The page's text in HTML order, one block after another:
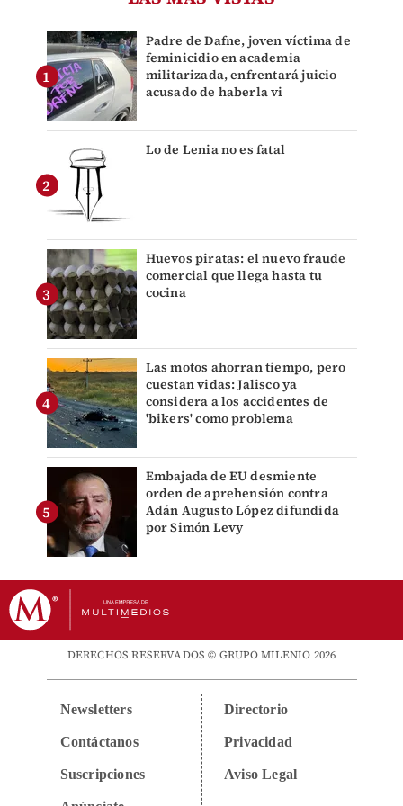
Padre de Dafne, joven víctima de
feminicidio en academia
militarizada, enfrentará juicio
acusado de haberla vi
Lo de Lenia no es fatal
Huevos piratas: el nuevo fraude
comercial que llega hasta tu
cocina
Las motos ahorran tiempo, pero
cuestan vidas: Jalisco ya
considera a los accidentes de
'bikers' como problema
Embajada de EU desmiente
orden de aprehensión contra
Adán Augusto López difundida
por Simón Levy
DERECHOS RESERVADOS © GRUPO MILENIO 2026
Newsletters
Contáctanos
Suscripciones
Directorio
Privacidad
Aviso Legal